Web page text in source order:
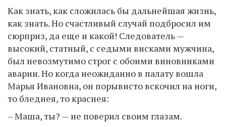
Как знать, как сложилась бы дальнейшая жизнь,
как знать. Но счастливый случай подбросил им
сюрприз, да еще и какой! Следователь —
высокий, статный, с седыми висками мужчина,
был невозмутимо строг с обоими виновниками
аварии. Но когда неожиданно в палату вошла
Марья Ивановна, он порывисто вскочил на ноги,
то бледнея, то краснея:
– Маша, ты? — не поверил своим глазам.